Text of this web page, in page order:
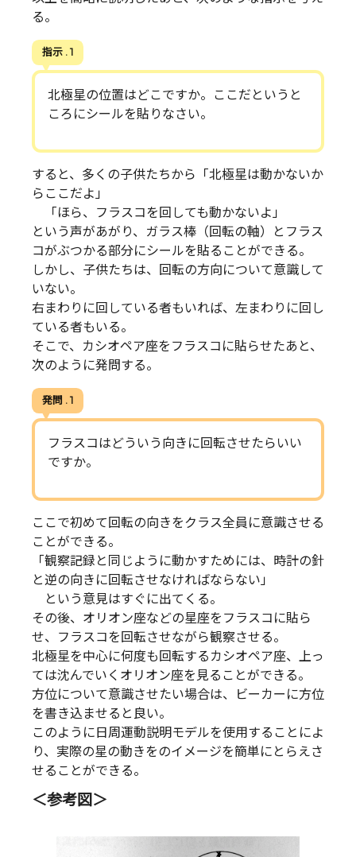
る。
指示 . 1
北極星の位置はどこですか。ここだというと
ころにシールを貼りなさい。
すると、多くの子供たちから「北極星は動かないか
らここだよ」
「ほら、フラスコを回しても動かないよ」
という声があがり、ガラス棒（回転の軸）とフラス
コがぶつかる部分にシールを貼ることができる。
しかし、子供たちは、回転の方向について意識して
いない。
右まわりに回している者もいれば、左まわりに回し
ている者もいる。
そこで、カシオペア座をフラスコに貼らせたあと、
次のように発問する。
発問 . 1
フラスコはどういう向きに回転させたらいい
ですか。
ここで初めて回転の向きをクラス全員に意識させる
ことができる。
「観察記録と同じように動かすためには、時計の針
と逆の向きに回転させなければならない」
という意見はすぐに出てくる。
その後、オリオン座などの星座をフラスコに貼ら
せ、フラスコを回転させながら観察させる。
北極星を中心に何度も回転するカシオペア座、上っ
ては沈んでいくオリオン座を見ることができる。
方位について意識させたい場合は、ビーカーに方位
を書き込ませると良い。
このように日周運動説明モデルを使用することによ
り、実際の星の動きをのイメージを簡単にとらえさ
せることができる。
＜参考図＞